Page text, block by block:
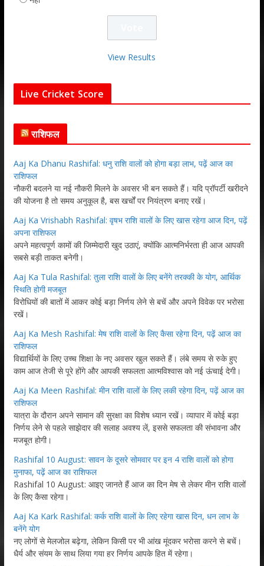
View Results
Live Cricket Score
राशिफल
Aaj Ka Dhanu Rashifal: धनु राशि वालों को होगा बड़ा लाभ, पढ़ें आज का
राशिफल
नौकरी बदलने या नई नौकरी मिलने के अवसर भी बन सकते हैं। यदि प्रॉपर्टी खरीदने
की योजना है तो समय अनुकूल है, बस खर्चों पर नियंत्रण बनाए रखें।
Aaj Ka Vrishabh Rashifal: वृषभ राशि वालों के लिए खास रहेगा आज दिन, पढ़ें
अपना राशिफल
अपने महत्वपूर्ण कामों की जिम्मेदारी खुद उठाएं, क्योंकि आत्मनिर्भरता ही आज आपकी
सबसे बड़ी ताकत बनेगी।
Aaj Ka Tula Rashifal: तुला राशि वालों के लिए बनेंगे तरक्की के योग, आर्थिक
स्थिति होगी मजबूत
विरोधियों की बातों में आकर कोई बड़ा निर्णय लेने से बचें और अपने विवेक पर भरोसा
रखें।
Aaj Ka Mesh Rashifal: मेष राशि वालों के लिए कैसा रहेगा दिन, पढ़ें आज का
राशिफल
विद्यार्थियों के लिए उच्च शिक्षा के नए अवसर खुल सकते हैं। लंबे समय से रुके हुए
काम आज तेजी से पूरे होंगे और आपकी सफलता आत्मविश्वास को नई ऊंचाई देगी।
Aaj Ka Meen Rashifal: मीन राशि वालों के लिए लकी रहेगा दिन, पढ़ें आज का
राशिफल
यात्रा के दौरान अपने सामान की सुरक्षा का विशेष ध्यान रखें। व्यापार में कोई बड़ा
निर्णय लेने से पहले साझेदार की सलाह अवश्य लें, इससे सफलता की संभावना और
मजबूत होगी।
Rashifal 10 August: सावन के दूसरे सोमवार पर इन 4 राशि वालों को होगा
मुनाफा, पढ़ें आज का राशिफल
Rashifal 10 August: आइए जानते हैं आज का दिन मेष से लेकर मीन राशि वालों
के लिए कैसा रहेगा।
Aaj Ka Kark Rashifal: कर्क राशि वालों के लिए रहेगा खास दिन, धन लाभ के
बनेंगे योग
नए लोगों से मेलजोल बढ़ेगा, लेकिन किसी पर भी आंख मूंदकर भरोसा करने से बचें।
धैर्य और संयम के साथ लिया गया हर निर्णय आपके हित में रहेगा।